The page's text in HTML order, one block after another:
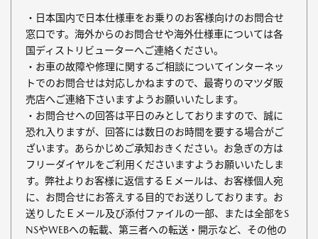
・日本国内で日本仕様車をお乗りのお客様向けのお問合せ
窓口です。海外からのお問合せや海外仕様車については各
国ディストリビューターへご連絡ください。
・お車の故障や修理に関するご相談についてインターネッ
トでのお問合せは対応しかねますので、最寄りのマツダ販
売店へご連絡下さいますようお願いいたします。
・お問合せへの回答は平日のみとしておりますので、誠に
恐れ入りますが、回答には数日のお時間を要する場合がご
ざいます。あらかじめご承知おきください。お急ぎの方は
フリーダイヤルをご利用くださいますようお願いいたしま
す。弊社よりお客様に返信するＥメールは、お客様個人宛
に、お問合せにお答えする目的でお送りしております。お
送りしたＥメール及び添付ファイルの一部、または全部をS
NSやWEBへの転載、第三者への転送・開示など、その他の